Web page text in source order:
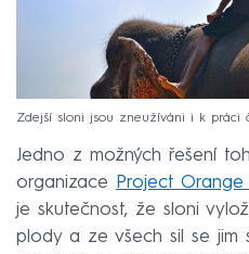
Zdejší sloni jsou zneužíváni i k práci
Jedno z možných řešení
organizace
Project Orange
je skutečnost, že sloni
plody a ze všech sil se jim